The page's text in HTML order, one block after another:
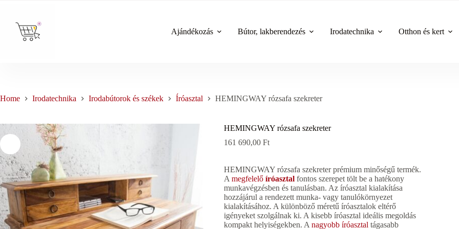
content
Ajándékozás
Bútor, lakberendezés Irodatechnika Otthon és kert
Home Irodatechnika Irodabútorok és székek Íróasztal HEMINGWAY rózsafa szekreter
HEMINGWAY rózsafa szekreter
161 690,00Ft
HEMINGWAY rózsafa szekreter prémium minőségű termék.
Amegfelelőíróasztal fontos szerepet tölt be a hatékony
munkavégzésben és tanulásban. Az íróasztal kialakítása
hozzájárul a rendezett munka- vagy tanulókörnyezet
kialakításához. A különböző méretű íróasztalok eltérő
igényeket szolgálnak ki. A kisebb íróasztal ideális megoldás
kompakt helyiségekben. Anagyobb íróasztal tágasabb